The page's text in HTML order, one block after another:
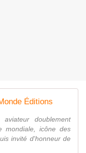
Éditions
doublement
mondiale, icône des
invité d'honneur de